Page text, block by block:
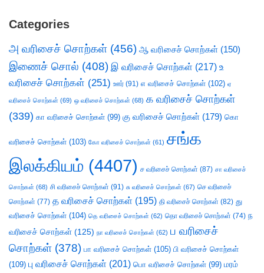
Categories
அ வரிசைச் சொற்கள் (456) ஆ வரிசைச் சொற்கள் (150)
இணைச் சொல் (408) இ வரிசைச் சொற்கள் (217) உ
வரிசைச் சொற்கள் (251) ஊர் (91) எ வரிசைச் சொற்கள் (102) ஏ
வரிசைச் சொற்கள் (69) ஒ வரிசைச் சொற்கள் (68) க வரிசைச் சொற்கள்
(339) கா வரிசைச் சொற்கள் (99) கு வரிசைச் சொற்கள் (179) கொ
வரிசைச் சொற்கள் (103) கோ வரிசைச் சொற்கள் (61) சங்க
இலக்கியம் (4407) ச வரிசைச் சொற்கள் (87) சா வரிசைச்
சொற்கள் (68) சி வரிசைச் சொற்கள் (91) சு வரிசைச் சொற்கள் (67) செ வரிசைச்
சொற்கள் (77) த வரிசைச் சொற்கள் (195) தி வரிசைச் சொற்கள் (82) து
வரிசைச் சொற்கள் (104) தெ வரிசைச் சொற்கள் (62) தொ வரிசைச் சொற்கள் (74) ந
வரிசைச் சொற்கள் (125) நா வரிசைச் சொற்கள் (62) ப வரிசைச்
சொற்கள் (378) பா வரிசைச் சொற்கள் (105) பி வரிசைச் சொற்கள்
(109) பு வரிசைச் சொற்கள் (201) பொ வரிசைச் சொற்கள் (99) மரம்